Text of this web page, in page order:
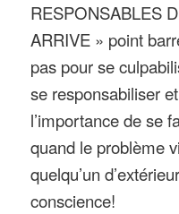
RESPONSABLES
ARRIVE » point
pas pour se
se responsabiliser
l’importance de se
quand le problème
quelqu’un
conscience!